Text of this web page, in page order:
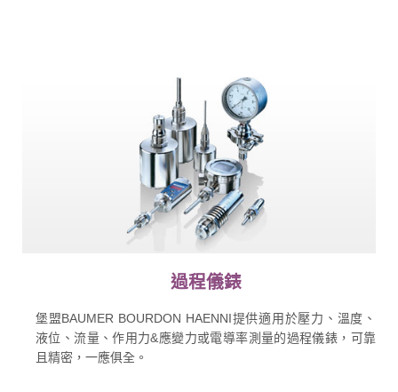
過程儀錶
堡盟BAUMER BOURDON HAENNI提供適用於壓力、溫度、
液位、流量、作用力&應變力或電導率測量的過程儀錶，可靠
且精密，一應俱全。